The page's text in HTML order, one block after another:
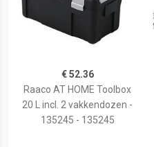
€ 52.36
Raaco AT HOME Toolbox
20 L incl. 2 vakkendozen -
135245 - 135245